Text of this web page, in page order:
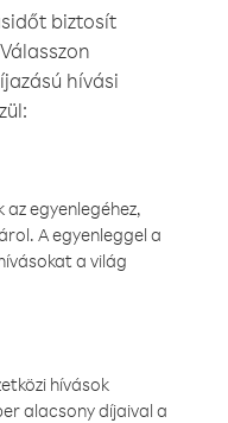
biztosít
hívási
egyenlegéhez,
A egyenleggel a
a világ
hívások
alacsony díjaival a